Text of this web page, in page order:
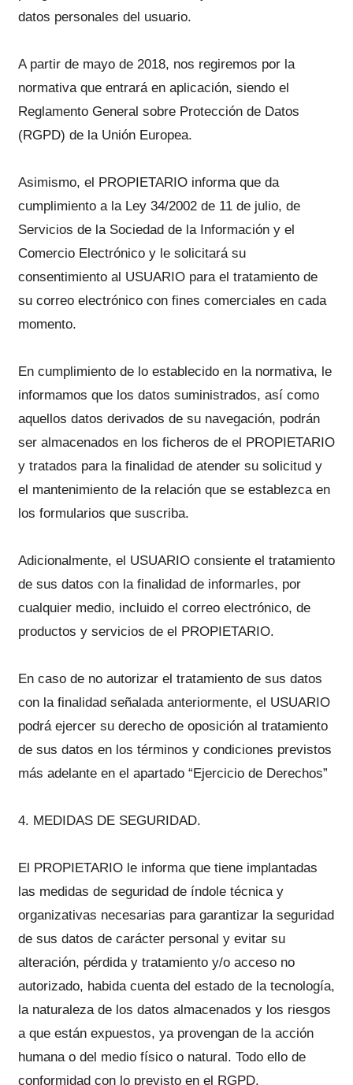
datos personales del usuario.
A partir de mayo de 2018, nos regiremos por la
normativa que entrará en aplicación, siendo el
Reglamento General sobre Protección de Datos
(RGPD) de la Unión Europea.
Asimismo, el PROPIETARIO informa que da
cumplimiento a la Ley 34/2002 de 11 de julio, de
Servicios de la Sociedad de la Información y el
Comercio Electrónico y le solicitará su
consentimiento al USUARIO para el tratamiento de
su correo electrónico con fines comerciales en cada
momento.
En cumplimiento de lo establecido en la normativa, le
informamos que los datos suministrados, así como
aquellos datos derivados de su navegación, podrán
ser almacenados en los ficheros de el PROPIETARIO
y tratados para la finalidad de atender su solicitud y
el mantenimiento de la relación que se establezca en
los formularios que suscriba.
Adicionalmente, el USUARIO consiente el tratamiento
de sus datos con la finalidad de informarles, por
cualquier medio, incluido el correo electrónico, de
productos y servicios de el PROPIETARIO.
En caso de no autorizar el tratamiento de sus datos
con la finalidad señalada anteriormente, el USUARIO
podrá ejercer su derecho de oposición al tratamiento
de sus datos en los términos y condiciones previstos
más adelante en el apartado “Ejercicio de Derechos”
4. MEDIDAS DE SEGURIDAD.
El PROPIETARIO le informa que tiene implantadas
las medidas de seguridad de índole técnica y
organizativas necesarias para garantizar la seguridad
de sus datos de carácter personal y evitar su
alteración, pérdida y tratamiento y/o acceso no
autorizado, habida cuenta del estado de la tecnología,
la naturaleza de los datos almacenados y los riesgos
a que están expuestos, ya provengan de la acción
humana o del medio físico o natural. Todo ello de
conformidad con lo previsto en el RGPD.